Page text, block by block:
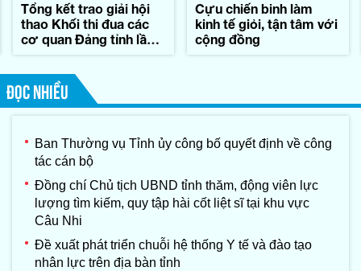
Tổng kết trao giải hội
thao Khối thi đua các
cơ quan Đảng tỉnh lần
Cựu chiến binh làm
kinh tế giỏi, tận tâm với
cộng đồng
ĐỌC NHIỀU
Ban Thường vụ Tỉnh ủy công bố quyết định về công
tác cán bộ
Đồng chí Chủ tịch UBND tỉnh thăm, động viên lực
lượng tìm kiếm, quy tập hài cốt liệt sĩ tại khu vực
Câu Nhi
Đề xuất phát triển chuỗi hệ thống Y tế và đào tạo
nhân lực trên địa bàn tỉnh